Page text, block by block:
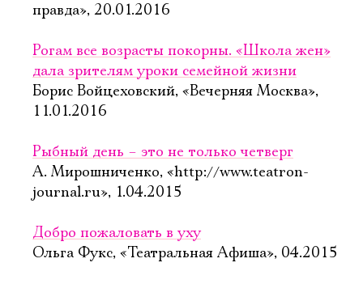
правда», 20.01.2016
Рогам все возрасты покорны. «Школа жен»
дала зрителям уроки семейной жизни
Борис Войцеховский, «Вечерняя Москва»,
11.01.2016
Рыбный день – это не только четверг
А. Мирошниченко, «http://www.teatron-
journal.ru», 1.04.2015
Добро пожаловать в уху
Ольга Фукс, «Театральная Афиша», 04.2015